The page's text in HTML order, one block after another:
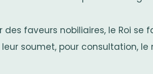
faveurs nobiliaires, le Roi se
soumet, pour consultation,